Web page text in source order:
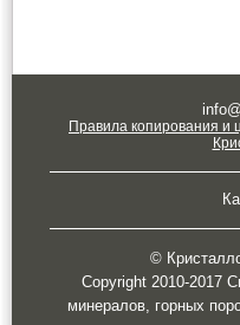
Правила копирования и
©
Copyright 2010-2017
минералов, горных